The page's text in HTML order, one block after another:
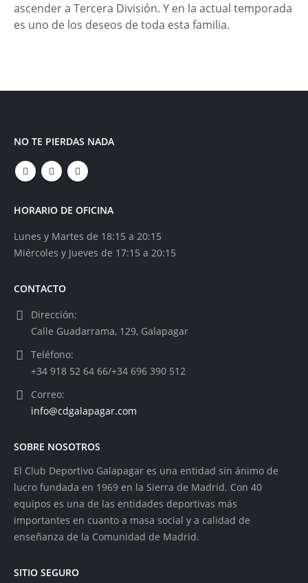
ascender a Tercera División. Y en la actual temporada
es uno de los deseos de toda esta familia.
NO TE PIERDAS NADA
HORARIO DE OFICINA
Lunes y Martes de 18:15 a 20:15
Miércoles y Jueves de 17:15 a 20:15
CONTACTO
Dirección:
Calle Guadarrama, 129, Galapagar
Teléfono:
+34 918 52 64 66/+34 696 390 512
Correo:
info@cdgalapagar.com
SOBRE NOSOTROS
El Club Deportivo Galapagar es una entidad sin ánimo de
lucro fundada en 1969 en la Sierra de Madrid. Con 40
equipos es una de las entidades deportivas más
importantes en cuanto a masa social y a calidad de
enseñanza de la Comunidad de Madrid.
SITIO SEGURO